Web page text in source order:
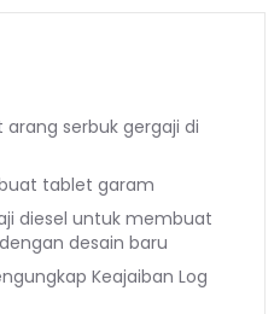
serbuk gergaji di
tablet garam
diesel untuk membuat
desain baru
Keajaiban Log